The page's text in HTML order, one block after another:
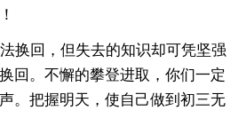
换回，但失去的知识却可凭坚强
回。不懈的攀登进取，你们一定
。把握明天，使自己做到初三无